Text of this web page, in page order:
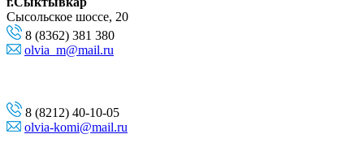
Сысольское шоссе, 20
8 (8362) 381 380
olvia_m@mail.ru
8 (8212) 40-10-05
olvia-komi@mail.ru